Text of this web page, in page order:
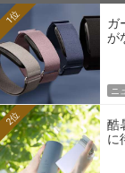
ガ
が
1位
ニ
酷
に
2位